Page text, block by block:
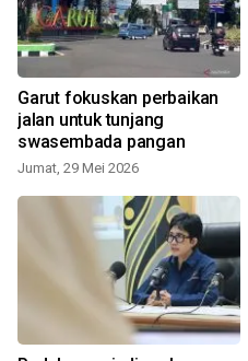
Garut fokuskan perbaikan
jalan untuk tunjang
swasembada pangan
Jumat, 29 Mei 2026